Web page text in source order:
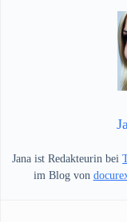
Jana ist Redakteurin bei
im Blog von